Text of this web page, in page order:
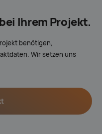
Ihrem Projekt.
benötigen,
Wir setzen uns